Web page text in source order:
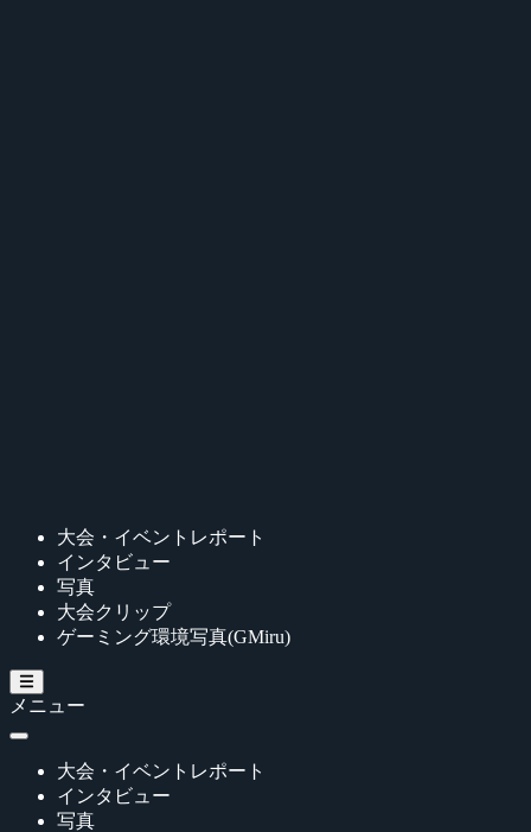
大会・イベントレポート
インタビュー
写真
大会クリップ
ゲーミング環境写真(GMiru)
メニュー
大会・イベントレポート
インタビュー
写真